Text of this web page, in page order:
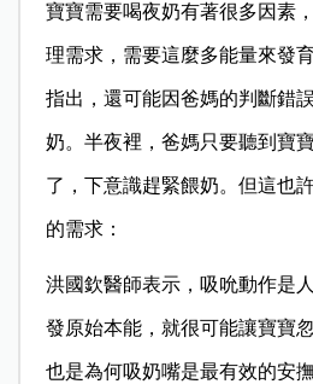
寶寶需要喝夜奶有著很多因素
理需求，需要這麼多能量來發
指出，還可能因爸媽的判斷錯
奶。半夜裡，爸媽只要聽到寶
了，下意識趕緊餵奶。但這也
的需求：
洪國欽醫師表示，吸吮動作是
發原始本能，就很可能讓寶寶
也是為何吸奶嘴是最有效的安